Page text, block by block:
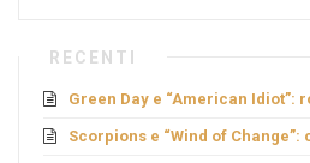
RECENTI
Green Day e “American Idiot”:
Scorpions e “Wind of